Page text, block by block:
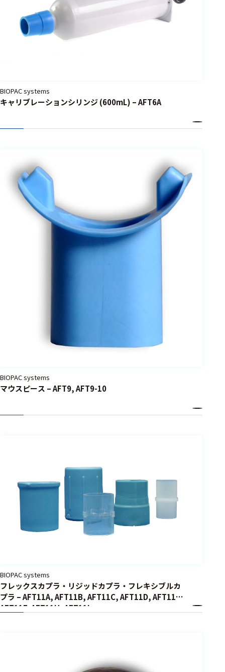
BIOPAC systems
キャリブレーションシリンジ (600mL) – AFT6A
BIOPAC systems
マウスピース – AFT9, AFT9-10
BIOPAC systems
フレックスカプラ・リジッドカプラ・フレキシブルカ
プラ – AFT11A, AFT11B, AFT11C, AFT11D, AFT11E,
AFT11F, AFT11H, AFT11I